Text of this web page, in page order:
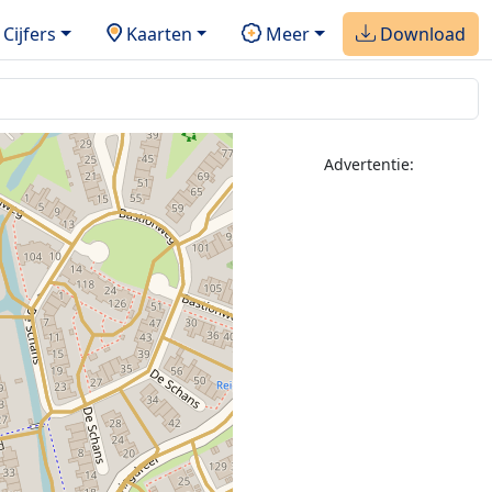
Cijfers Kaarten Meer Download
Advertentie: